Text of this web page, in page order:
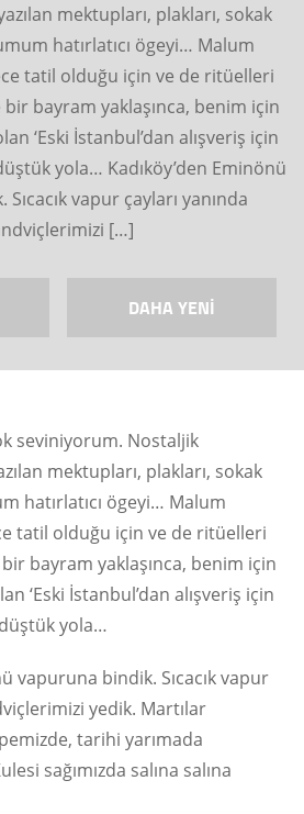
mektupları, plakları, sokak
hatırlatıcı ögeyi… Malum
tatil olduğu için ve de ritüelleri
bayram yaklaşınca, benim için
‘Eski İstanbul’dan alışveriş için
yola… Kadıköy’den Eminönü
vapur çayları yanında
[…]
DAHA YENI
seviniyorum. Nostaljik
mektupları, plakları, sokak
hatırlatıcı ögeyi… Malum
tatil olduğu için ve de ritüelleri
bayram yaklaşınca, benim için
‘Eski İstanbul’dan alışveriş için
yola…
vapuruna bindik. Sıcacık vapur
yedik. Martılar
tarihi yarımada
sağımızda salına salına